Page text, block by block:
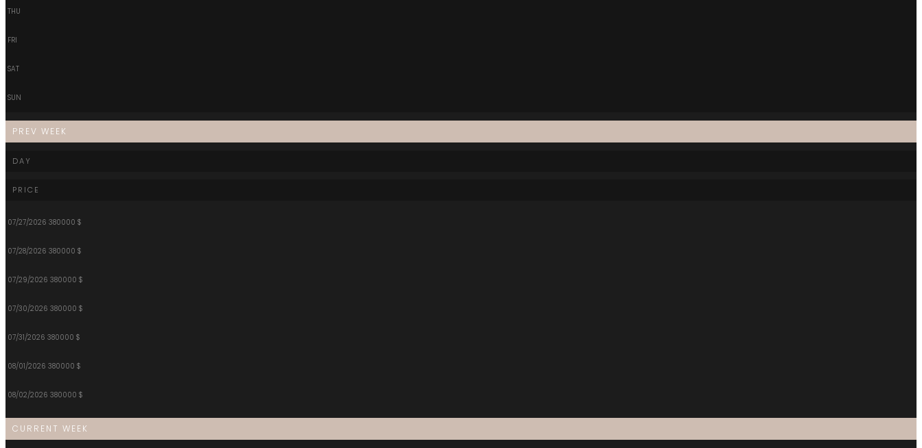
THU
FRI
SAT
SUN
PREV WEEK
DAY
PRICE
07/27/2026 380000 $
07/28/2026 380000 $
07/29/2026 380000 $
07/30/2026 380000 $
07/31/2026 380000 $
08/01/2026 380000 $
08/02/2026 380000 $
CURRENT WEEK